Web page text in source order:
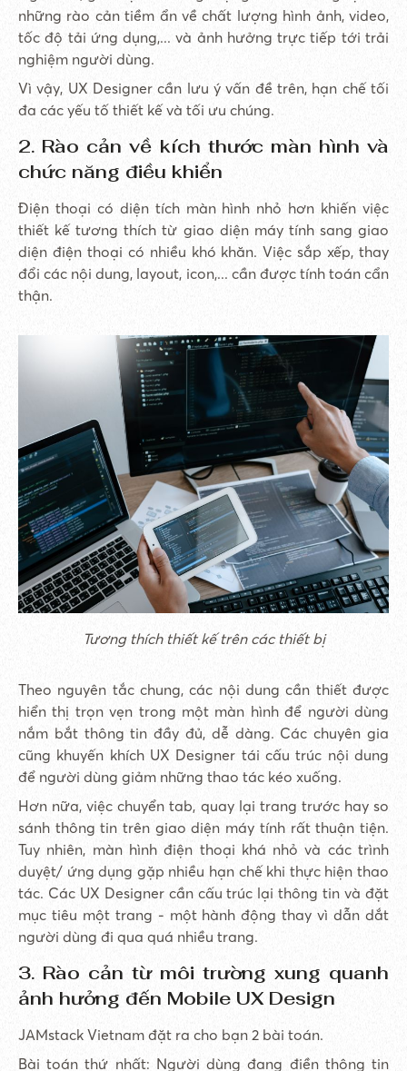
những rào cản tiềm ẩn về chất lượng hình ảnh, video,
tốc độ tải ứng dụng,... và ảnh hưởng trực tiếp tới trải
nghiệm người dùng.
Vì vậy, UX Designer cần lưu ý vấn đề trên, hạn chế tối
đa các yếu tố thiết kế và tối ưu chúng.
2. Rào cản về kích thước màn hình và
chức năng điều khiển
Điện thoại có diện tích màn hình nhỏ hơn khiến việc
thiết kế tương thích từ giao diện máy tính sang giao
diện điện thoại có nhiều khó khăn. Việc sắp xếp, thay
đổi các nội dung, layout, icon,... cần được tính toán cẩn
thận.
Tương thích thiết kế trên các thiết bị
Theo nguyên tắc chung, các nội dung cần thiết được
hiển thị trọn vẹn trong một màn hình để người dùng
nắm bắt thông tin đầy đủ, dễ dàng. Các chuyên gia
cũng khuyến khích UX Designer tái cấu trúc nội dung
để người dùng giảm những thao tác kéo xuống.
Hơn nữa, việc chuyển tab, quay lại trang trước hay so
sánh thông tin trên giao diện máy tính rất thuận tiện.
Tuy nhiên, màn hình điện thoại khá nhỏ và các trình
duyệt/ ứng dụng gặp nhiều hạn chế khi thực hiện thao
tác. Các UX Designer cần cấu trúc lại thông tin và đặt
mục tiêu một trang - một hành động thay vì dẫn dắt
người dùng đi qua quá nhiều trang.
3. Rào cản từ môi trường xung quanh
ảnh hưởng đến Mobile UX Design
JAMstack Vietnam đặt ra cho bạn 2 bài toán.
Bài toán thứ nhất: Người dùng đang điền thông tin